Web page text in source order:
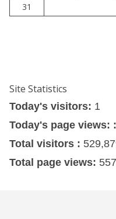
31
Site Statistics
Today's visitors: 1
Today's page views: :
Total visitors :
Total page views: